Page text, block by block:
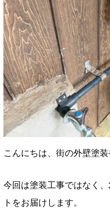
こんにちは、街の外壁塗装
今回は塗装工事ではなく、
トをお届けします。